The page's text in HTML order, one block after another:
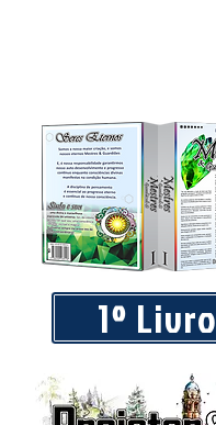
1º Livro